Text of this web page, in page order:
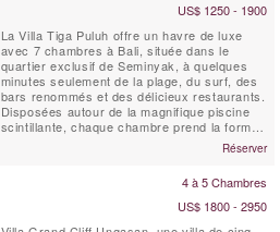
US$ 1250 - 1900
La Villa Tiga Puluh offre un havre de luxe
avec 7 chambres à Bali, située dans le
quartier exclusif de Seminyak, à quelques
minutes seulement de la plage, du surf, des
bars renommés et des délicieux restaurants.
Disposées autour de la magnifique piscine
scintillante, chaque chambre prend la forme
d’un bungalow privé, offrant ainsi un équilibre
raffiné préparé par notre chef ...
Réserver
4 à 5 Chambres
US$ 1800 - 2950